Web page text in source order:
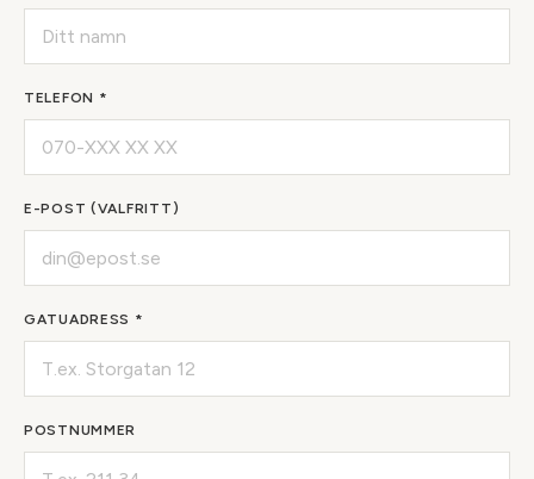
TELEFON *
E-POST (VALFRITT)
GATUADRESS *
POSTNUMMER